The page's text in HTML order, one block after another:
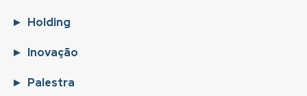
Holding
Inovação
Palestra